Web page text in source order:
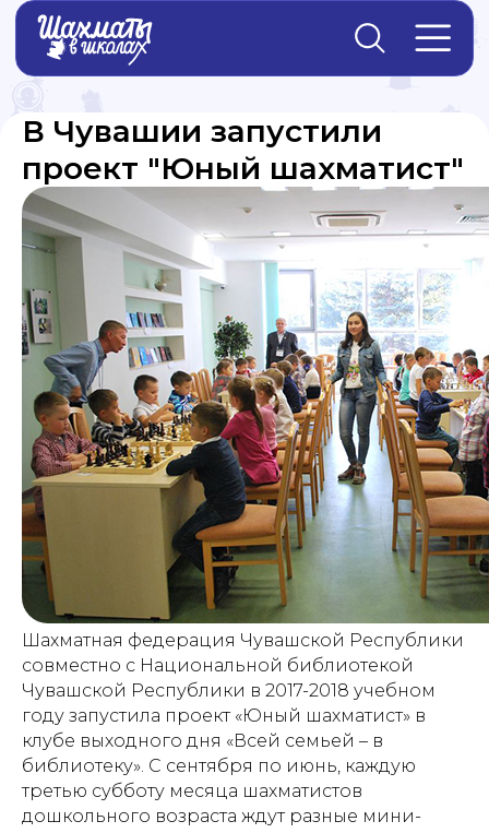
В Чувашии запустили
проект "Юный шахматист"
Шахматная федерация Чувашской Республики
совместно с Национальной библиотекой
Чувашской Республики в 2017-2018 учебном
году запустила проект «Юный шахматист» в
клубе выходного дня «Всей семьей – в
библиотеку». С сентября по июнь, каждую
третью субботу месяца шахматистов
дошкольного возраста ждут разные мини-